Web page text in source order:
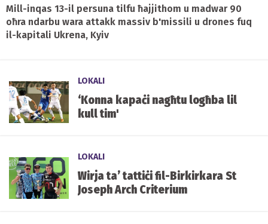
Mill-inqas 13-il persuna tilfu ħajjithom u madwar 90
oħra ndarbu wara attakk massiv b'missili u drones fuq
il-kapitali Ukrena, Kyiv
LOKALI
‘Konna kapaċi nagħtu logħba lil
kull tim'
LOKALI
Wirja ta’ tattiċi fil-Birkirkara St
Joseph Arch Criterium